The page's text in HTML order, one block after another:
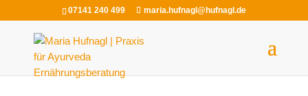
07141 240 499 maria.hufnagl@hufnagl.de